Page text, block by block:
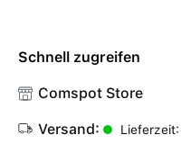
Schnell zugreifen
Comspot Store
Versand: